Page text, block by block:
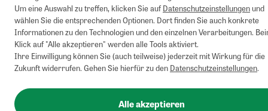
Um eine Auswahl zu treffen, klicken Sie aufDatenschutzeinstellungenund
wählen Sie die entsprechenden Optionen. Dort finden Sie auch konkrete
Informationen zu den Technologien und den einzelnen Verarbeitungen.
Klick auf "Alle akzeptieren" werden alle Tools aktiviert.
Ihre Einwilligung können Sie (auch teilweise) jederzeit mit Wirkung für die
Zukunft widerrufen. Gehen Sie hierfür zu den Datenschutzeinstellungen.
Alle akzeptieren